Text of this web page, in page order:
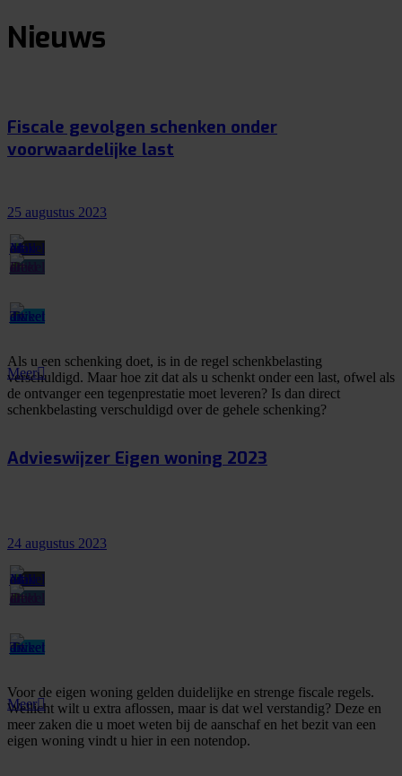
Nieuws
Fiscale gevolgen schenken onder
voorwaardelijke last
25 augustus 2023
Als u een schenking doet, is in de regel schenkbelasting
verschuldigd. Maar hoe zit dat als u schenkt onder een last, ofwel als
de ontvanger een tegenprestatie moet leveren? Is dan direct
schenkbelasting verschuldigd over de gehele schenking?
Meer
Advieswijzer Eigen woning 2023
24 augustus 2023
Voor de eigen woning gelden duidelijke en strenge fiscale regels.
Wellicht wilt u extra aflossen, maar is dat wel verstandig? Deze en
meer zaken die u moet weten bij de aanschaf en het bezit van een
eigen woning vindt u hier in een notendop.
Meer